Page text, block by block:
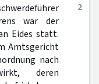
2
war der
Eides statt.
Amtsgericht
nach
deren